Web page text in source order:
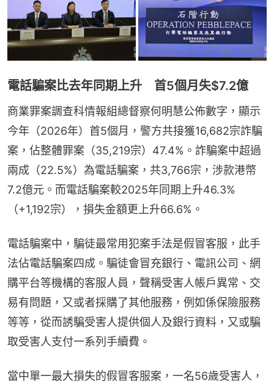
電話騙案比去年同期上升 首5個月失$7.2億
商業罪案調查科情報組總督察何明慧公佈數字，顯示
今年（2026年）首5個月，警方共接獲16,682宗詐騙
案，佔整體罪案（35,219宗）47.4%。詐騙案中超過
兩成（22.5%）為電話騙案，共3,766宗，涉款港幣
7.2億元。而電話騙案較2025年同期上升46.3%
（+1,192宗），損失金額更上升66.6%。
電話騙案中，騙徒最常用犯案手法是假冒客服，此手
法佔電話騙案四成。騙徒會冒充銀行、電訊公司、網
購平台等機構的客服人員，聲稱受害人帳戶異常、交
易有問題，又或者採購了其他服務，例如係保險服務
等等，從而誘騙受害人提供個人及銀行資料，又或騙
取受害人支付一系列手續費。
當中單一最大損失的假冒客服案，一名56歲受害人，